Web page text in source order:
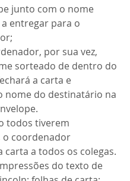
junto com o nome
entregar para o
por sua vez,
sorteado de dentro do
a carta e
nome do destinatário na
todos tiverem
coordenador
carta a todos os colegas.
do texto de